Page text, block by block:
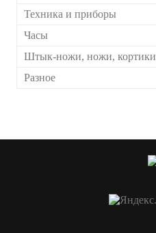
Техника и приборы
Часы
Штык-ножи, ножи, кортики
Разное